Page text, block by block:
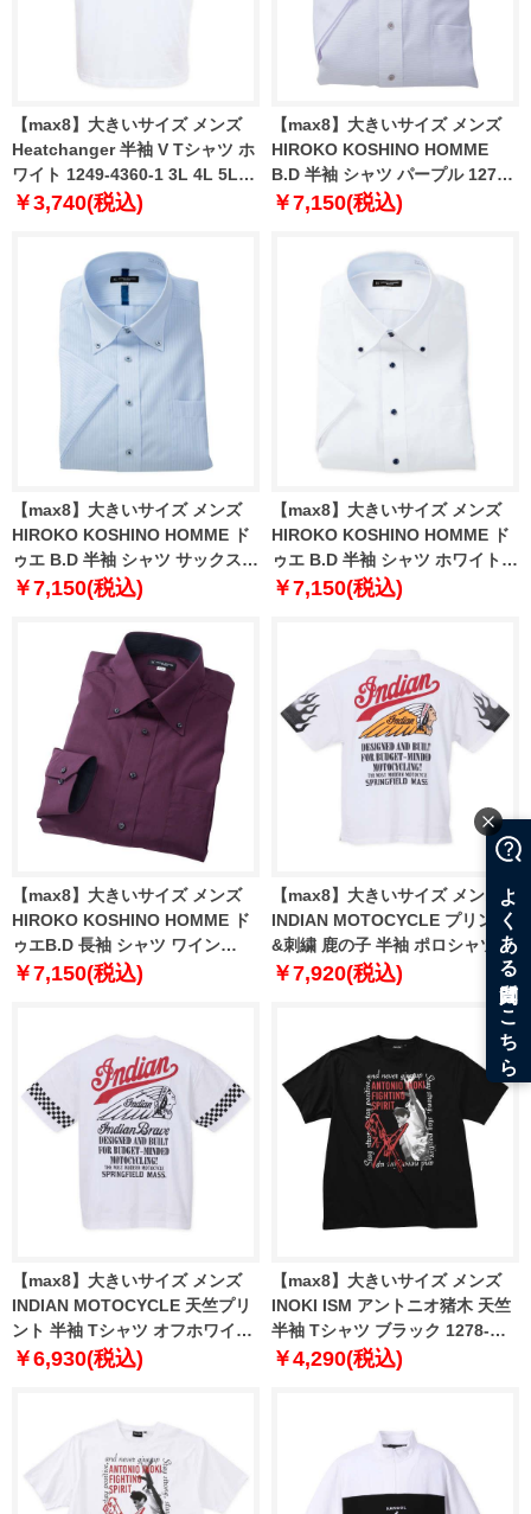
【max8】大きいサイズ メンズ
Heatchanger 半袖 V Tシャツ ホ
ワイト 1249-4360-1 3L 4L 5L
6L 7L 8L
￥3,740(税込)
【max8】大きいサイズ メンズ
HIROKO KOSHINO HOMME
B.D 半袖 シャツ パープル 1277-
5222-1 4L 5L 6L 7L 8L 9L 10L
￥7,150(税込)
【max8】大きいサイズ メンズ
HIROKO KOSHINO HOMME ド
ゥエ B.D 半袖 シャツ サックス
1277-5221-1 3L 4L 5L 6L 7L 8L
￥7,150(税込)
【max8】大きいサイズ メンズ
HIROKO KOSHINO HOMME ド
ゥエ B.D 半袖 シャツ ホワイト
1277-5220-1 4L 5L 6L 7L 8L 9L
￥7,150(税込)
【max8】大きいサイズ メンズ
HIROKO KOSHINO HOMME ド
ゥエB.D 長袖 シャツ ワイン
1277-4333-1 4L 5L 6L 7L 8L 9L
￥7,150(税込)
【max8】大きいサイズ メンズ
INDIAN MOTOCYCLE プリント
&刺繍 鹿の子 半袖 ポロシャツ オ
フホワイト 1278-3236-1 3L 4L
￥7,920(税込)
【max8】大きいサイズ メンズ
INDIAN MOTOCYCLE 天竺プリ
ント 半袖 Tシャツ オフホワイト
1278-3235-1 3L 4L 5L 6L 8L
￥6,930(税込)
【max8】大きいサイズ メンズ
INOKI ISM アントニオ猪木 天竺
半袖 Tシャツ ブラック 1278-
5543-2 3L 4L 5L 6L 8L
￥4,290(税込)